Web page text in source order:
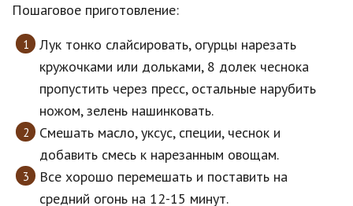
Пошаговое приготовление:
Лук тонко слайсировать, огурцы нарезать
кружочками или дольками, 8 долек чеснока
пропустить через пресс, остальные нарубить
ножом, зелень нашинковать.
Смешать масло, уксус, специи, чеснок и
добавить смесь к нарезанным овощам.
Все хорошо перемешать и поставить на
средний огонь на 12-15 минут.